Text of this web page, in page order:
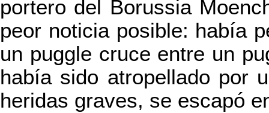
portero del Borussia
peor noticia posible: había
un puggle cruce entre un
había sido atropellado por
heridas graves, se escapó